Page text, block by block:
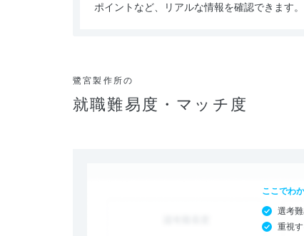
ポイントなど、リアルな情報を確認できます。
鷺宮製作所の
就職難易度・マッチ度
ここでわ
選考
重視